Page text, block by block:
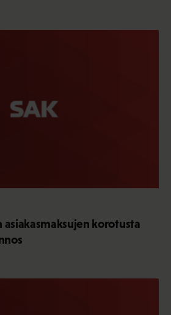
korotusta